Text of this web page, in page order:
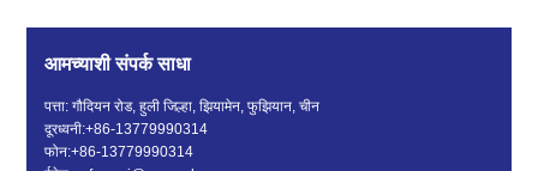
आमच्याशी संपर्क साधा
पत्ता: गौदियन रोड, हुली जिल्हा, झियामेन, फुझियान, चीन
दूरध्वनी:+86-13779990314
फोन:+86-13779990314